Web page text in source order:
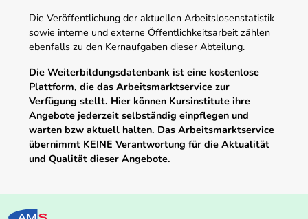
Die Veröffentlichung der aktuellen Arbeitslosenstatistik
sowie interne und externe Öffentlichkeitsarbeit zählen
ebenfalls zu den Kernaufgaben dieser Abteilung.
Die Weiterbildungsdatenbank ist eine kostenlose
Plattform, die das Arbeitsmarktservice zur
Verfügung stellt. Hier können Kursinstitute ihre
Angebote jederzeit selbständig einpflegen und
warten bzw aktuell halten. Das Arbeitsmarktservice
übernimmt KEINE Verantwortung für die Aktualität
und Qualität dieser Angebote.